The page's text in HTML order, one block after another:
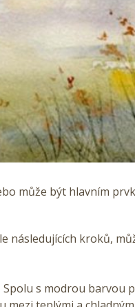
může být hlavním
následujících kroků,
Spolu s modrou barvou